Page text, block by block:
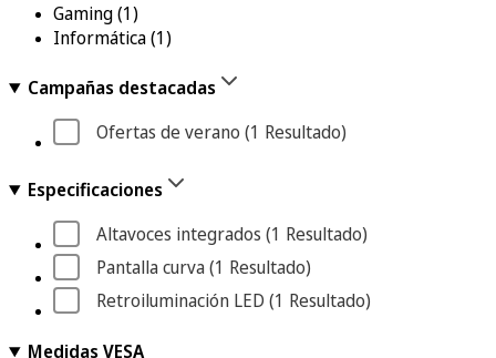
Gaming(1)
Informática(1)
Campañas destacadas
Ofertas de verano (1 Resultado)
Especificaciones
Altavoces integrados (1 Resultado)
Pantalla curva (1 Resultado)
Retroiluminación LED (1 Resultado)
Medidas VESA